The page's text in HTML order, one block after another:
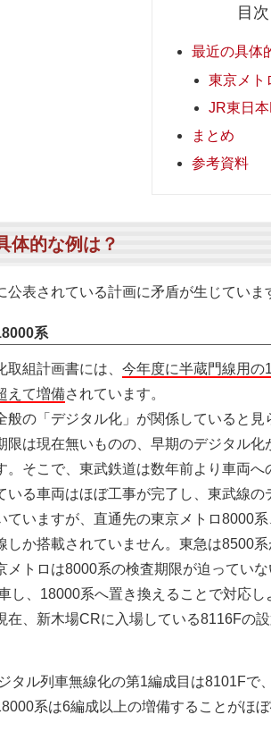
目次
最近の具体
東京メト
JR東日
まとめ
参考資料
体的な例は？
公表されている計画に矛盾が生じていま
系
取組計画書には、 今年度に半蔵門線用の
えて増備されています。
般の「デジタル化」が関係していると
限は現在無いものの、早期のデジタル
。そこで、東武鉄道は数年前より車両
いる車両はほぼ工事が完了し、東武線
ていますが、直通先の東京メトロ8000
しか搭載されていません。東急は8500
メトロは8000系の検査期限が迫ってい
し、18000系へ置き換えることで対応
在、新木場CRに入場している8116Fの
タル列車無線化の第1編成目は8101Fで
系は6編成以上の増備することがほ